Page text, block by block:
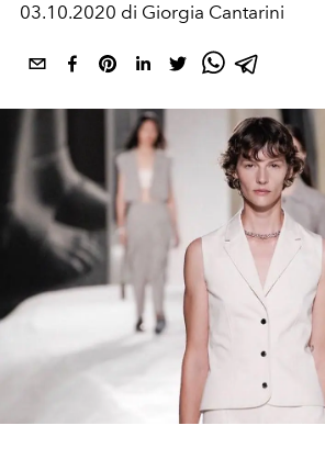
03.10.2020 di Giorgia Cantarini